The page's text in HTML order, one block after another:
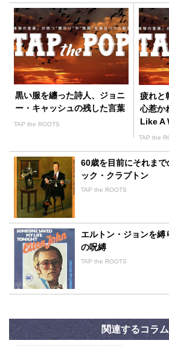
黒い服を纏った詩人、ジョニ
ー・キャッシュの残した言葉
TAP the ROOTS
疲れと
心惹か
Like A
TAP the
60歳を目前にそれまで
ック・クラプトン
TAP the ROOTS
エルトン・ジョンを縛
の呪縛
TAP the ROOTS
関連するコラム